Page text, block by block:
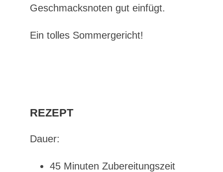
Geschmacksnoten gut einfügt.
Ein tolles Sommergericht!
REZEPT
Dauer:
45 Minuten Zubereitungszeit